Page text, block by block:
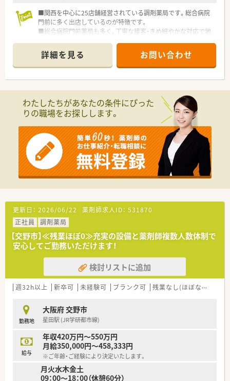
■関西を中心に25店舗経営されている調剤薬局です。総合病院
門前に多く出店しているのが特徴です。
■総合病院門前薬局も多く、丁寧な接客・きめ細やかな対応で地
■認定薬剤師の取得率も高く、
社外研修会への参加なども積極的に支援してくれます。
教育制度や福利厚生も非常に充実し、安心してご就業いただける
環境です。
詳細を見る お問い合わせ
わたしたちがあなたの条件にぴった
りの職場をお探しします。
更新日： 2026/06/22 薬剤師求人ID： 531870
正社員
調剤薬局
【交野市】≪残業ほぼ0≫充実の設備と薬剤師複数人数体制で
安心してご勤務いただけます！
検討リストに追加
週32h以上 新卒可 未経験可 ブランク可 残業なし(ほぼなし含む)
勤務地
大阪府 交野市
星田駅 (JR学研都市線)
給与
年収420万円～550万円
月給350,000円～458,333円
※ご年齢・ご経験により決定いたします。
月火水木金土
09：00～18：00（休憩60分）